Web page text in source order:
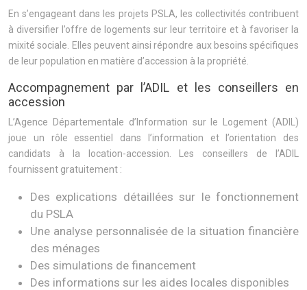
En s’engageant dans les projets PSLA, les collectivités contribuent
à diversifier l’offre de logements sur leur territoire et à favoriser la
mixité sociale. Elles peuvent ainsi répondre aux besoins spécifiques
de leur population en matière d’accession à la propriété.
Accompagnement par l’ADIL et les conseillers en
accession
L’Agence Départementale d’Information sur le Logement (ADIL)
joue un rôle essentiel dans l’information et l’orientation des
candidats à la location-accession. Les conseillers de l’ADIL
fournissent gratuitement :
Des explications détaillées sur le fonctionnement
du PSLA
Une analyse personnalisée de la situation financière
des ménages
Des simulations de financement
Des informations sur les aides locales disponibles